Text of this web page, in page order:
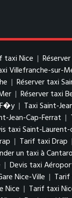
taxi Nice |
Villefranche-sur-
| Réserver taxi
| Réserver taxi
| Taxi Saint-
Jean-Cap-Ferrat |
taxi Saint-
| Tarif taxi Drap |
un taxi à
| Devis taxi
Nice-Ville | Tarif
Nice | Tarif taxi